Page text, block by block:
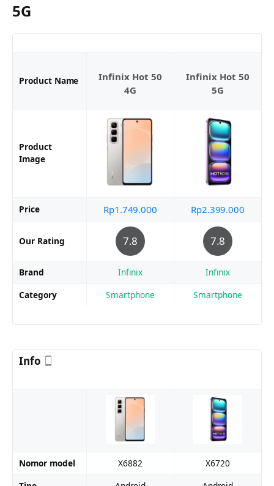
5G
Product Name
Infinix Hot 50
4G
Infinix Hot 50
5G
Product
Image
Price Rp1.749.000 Rp2.399.000
Our Rating 7.8 7.8
Brand Infinix
Infinix
Category
Smartphone Smartphone
Info
Nomor model X6882
X6720